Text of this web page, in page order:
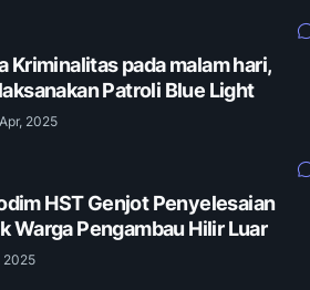
Kriminalitas pada malam hari,
Patroli Blue Light
2025
HST Genjot Penyelesaian
Warga Pengambau Hilir Luar
2025